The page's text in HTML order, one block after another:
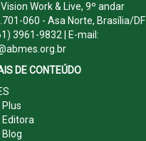
Work & Live, 9º andar
060 - Asa Norte, Brasília/DF
3961-9832 | E-mail:
DE CONTEÚDO
Editora
Blog